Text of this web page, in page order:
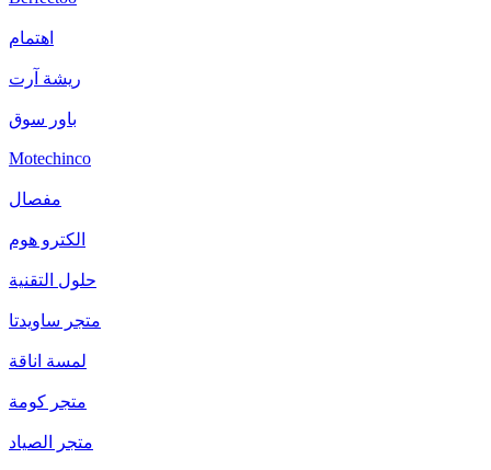
اهتمام
ريشة آرت
باور سوق
Motechinco
مفصال
الكترو هوم
حلول التقنية
متجر ساويدتا
لمسة اناقة
متجر كومة
متجر الصياد